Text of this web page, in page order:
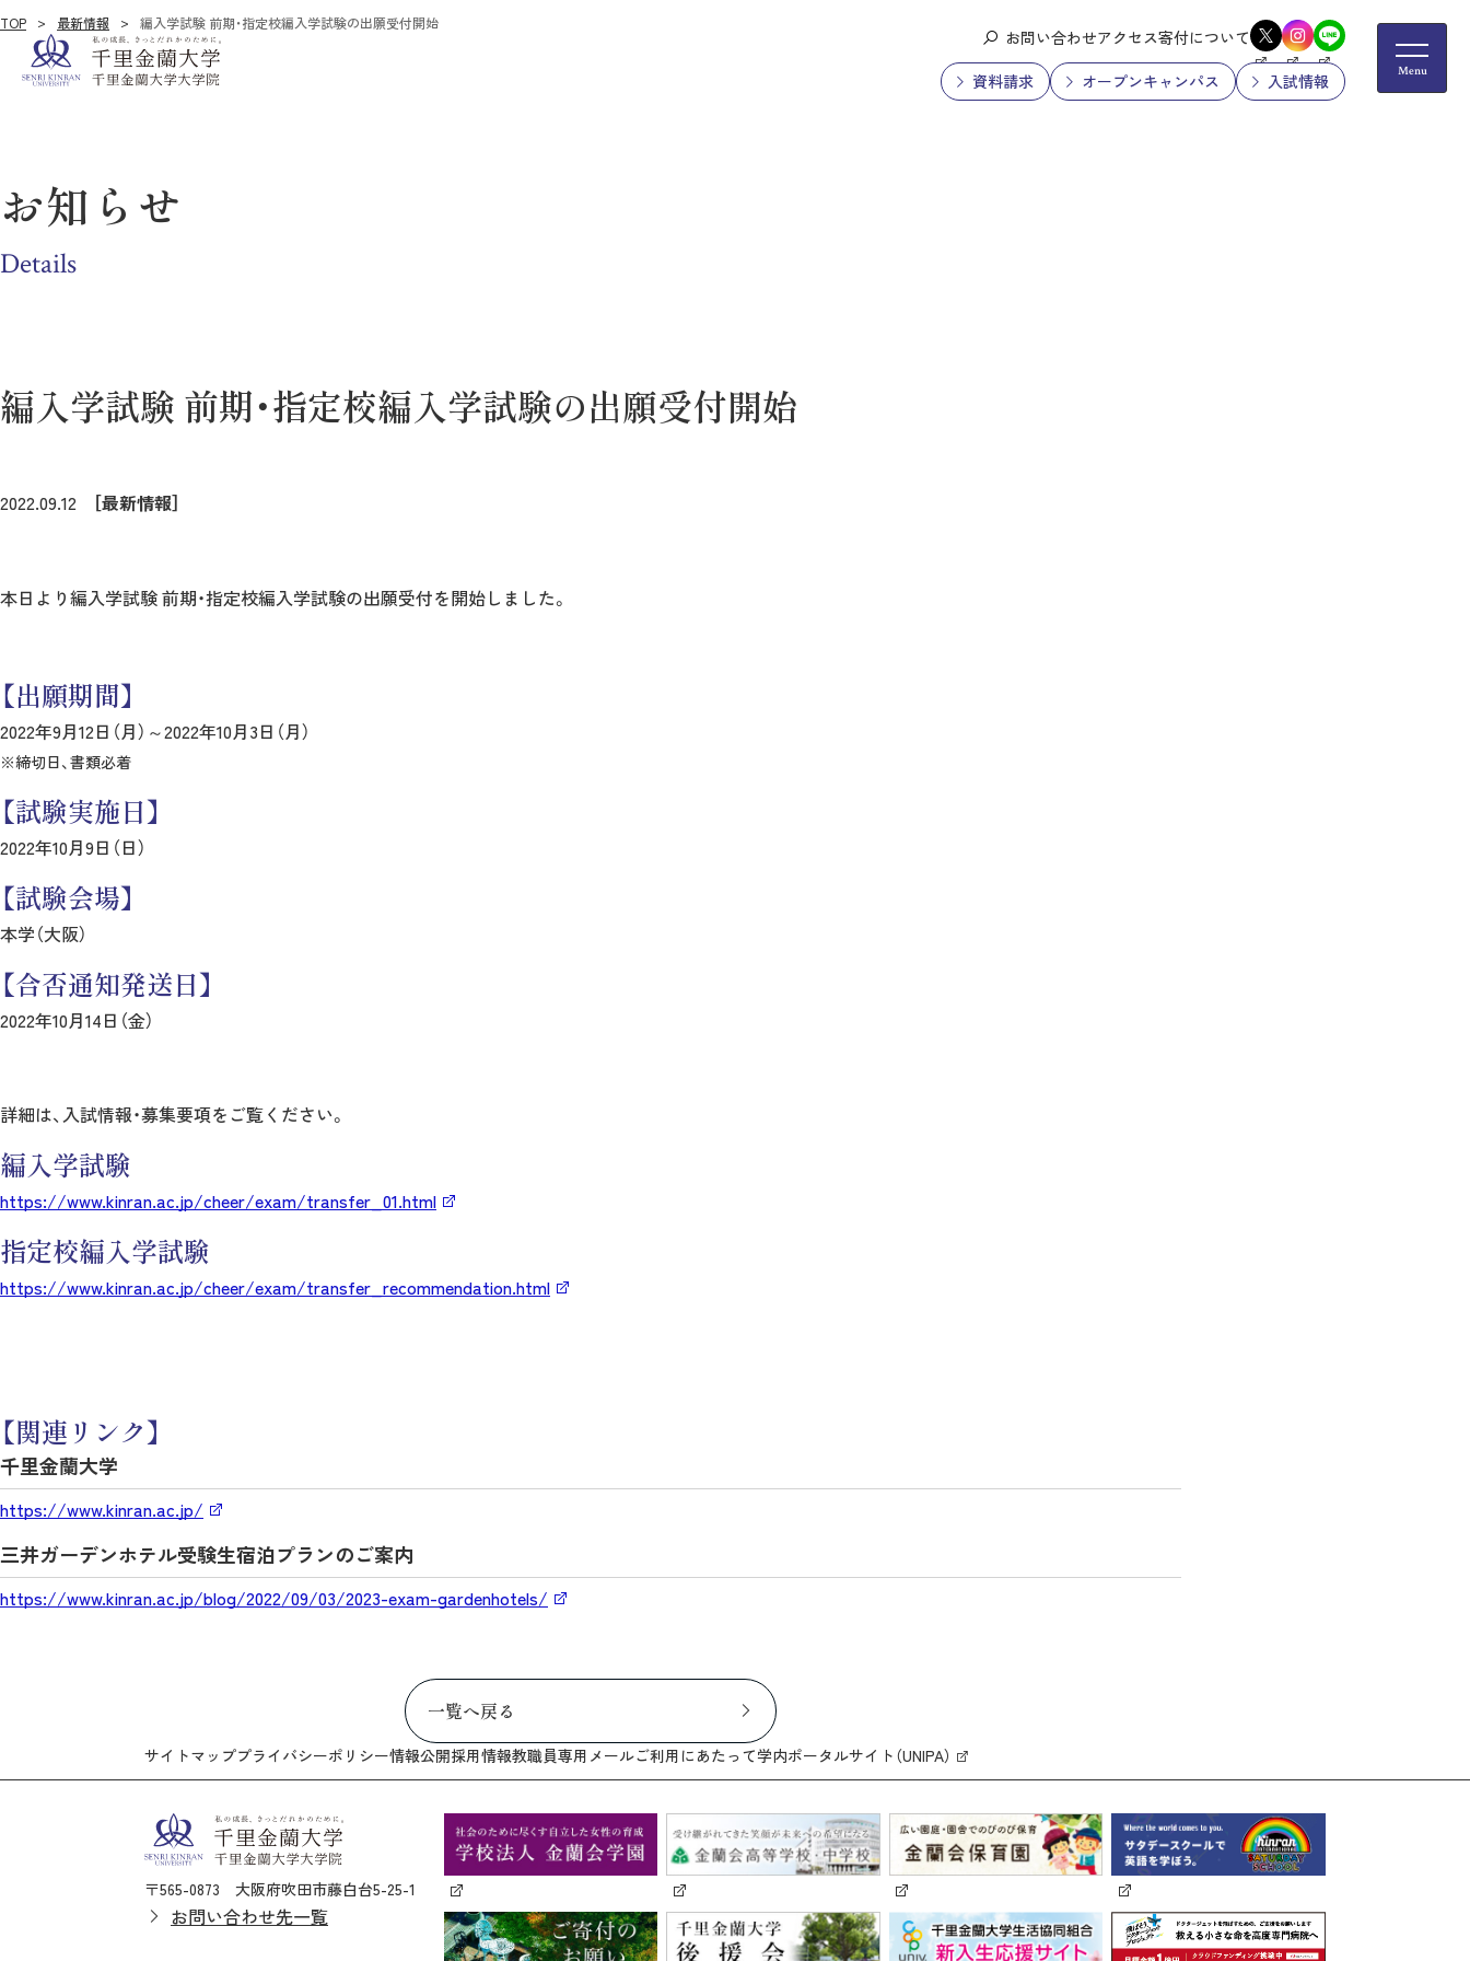
お問い合わせアクセス寄付について
資料請求 オープンキャンパス 入試情報
TOP 最新情報 編入学試験 前期・指定校編入学試験の出願受付開始
お知らせ
Details
編入学試験 前期・指定校編入学試験の出願受付開始
2022.09.12 ［最新情報］
本日より編入学試験 前期・指定校編入学試験の出願受付を開始しました。
【出願期間】
2022年9月12日（月）～2022年10月3日（月）
※締切日、書類必着
【試験実施日】
2022年10月9日（日）
【試験会場】
本学（大阪）
【合否通知発送日】
2022年10月14日（金）
詳細は、入試情報・募集要項をご覧ください。
編入学試験
https://www.kinran.ac.jp/cheer/exam/transfer_01.html
指定校編入学試験
https://www.kinran.ac.jp/cheer/exam/transfer_recommendation.html
【関連リンク】
千里金蘭大学
https://www.kinran.ac.jp/
三井ガーデンホテル受験生宿泊プランのご案内
https://www.kinran.ac.jp/blog/2022/09/03/2023-exam-gardenhotels/
一覧へ戻る
サイトマッププライバシーポリシー情報公開採用情報教職員専用メールご利用にあたって学内ポータルサイト（UNIPA）
〒565-0873 大阪府吹田市藤白台5-25-1
お問い合わせ先一覧